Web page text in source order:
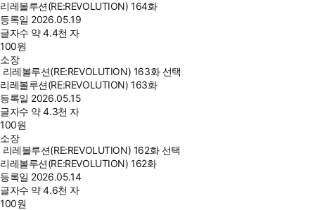
리레볼루션(RE:REVOLUTION) 164화
등록일 2026.05.19
글자수 약 4.4천 자
100원
소장
리레볼루션(RE:REVOLUTION) 163화 선택
리레볼루션(RE:REVOLUTION) 163화
등록일 2026.05.15
글자수 약 4.3천 자
100원
소장
리레볼루션(RE:REVOLUTION) 162화 선택
리레볼루션(RE:REVOLUTION) 162화
등록일 2026.05.14
글자수 약 4.6천 자
100원